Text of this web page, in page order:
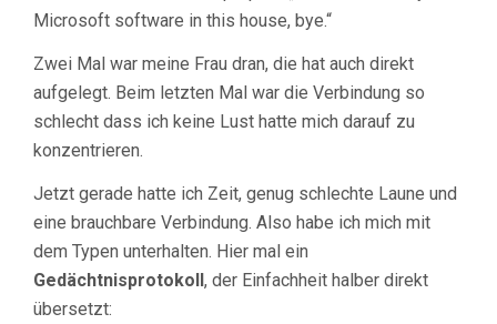
Microsoft software in this house, bye.“
Zwei Mal war meine Frau dran, die hat auch direkt
aufgelegt. Beim letzten Mal war die Verbindung so
schlecht dass ich keine Lust hatte mich darauf zu
konzentrieren.
Jetzt gerade hatte ich Zeit, genug schlechte Laune und
eine brauchbare Verbindung. Also habe ich mich mit
dem Typen unterhalten. Hier mal ein
Gedächtnisprotokoll, der Einfachheit halber direkt
übersetzt: